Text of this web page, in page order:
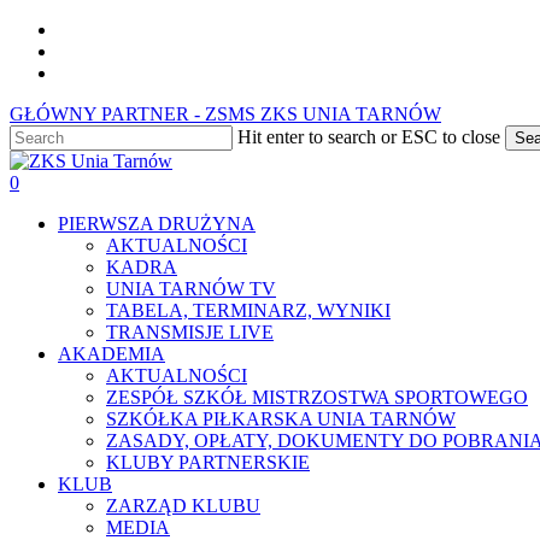
Skip
main
GŁÓWNY PARTNER - ZSMS ZKS UNIA TARNÓW
Hit enter to search or ESC to close
Close
Search
0
PIERWSZA DRUŻYNA
AKTUALNOŚCI
KADRA
UNIA TARNÓW TV
TABELA, TERMINARZ, WYNIKI
TRANSMISJE LIVE
AKADEMIA
AKTUALNOŚCI
ZESPÓŁ SZKÓŁ MISTRZOSTWA SPORTOWEGO
SZKÓŁKA PIŁKARSKA UNIA TARNÓW
ZASADY, OPŁATY, DOKUMENTY DO POBRANIA
KLUBY PARTNERSKIE
KLUB
ZARZĄD KLUBU
MEDIA